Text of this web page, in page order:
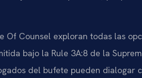
Of Counsel exploran todas las
bajo la Rule 3A:8 de la
del bufete pueden dialogar